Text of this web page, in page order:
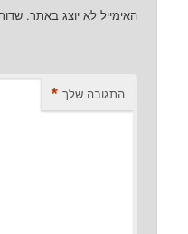
האימייל לא יוצג באתר.
התגובה שלך *